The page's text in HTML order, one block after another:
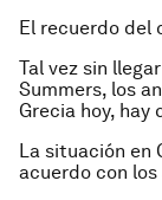
El recuerdo del
Tal vez sin
Summers, los
Grecia hoy, hay
La situación en
acuerdo con